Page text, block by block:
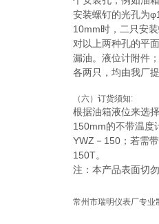
安装螺钉的光孔为
10mm时，二只安
对以上两种孔的平
漏油。液位计附件
各两只，均由我厂
（六）订货须知:
根据油箱液位来选
150mm的不带温度
YWZ－150；若需
150T。
注：本产品表面切
常州市瑞明仪表厂专业